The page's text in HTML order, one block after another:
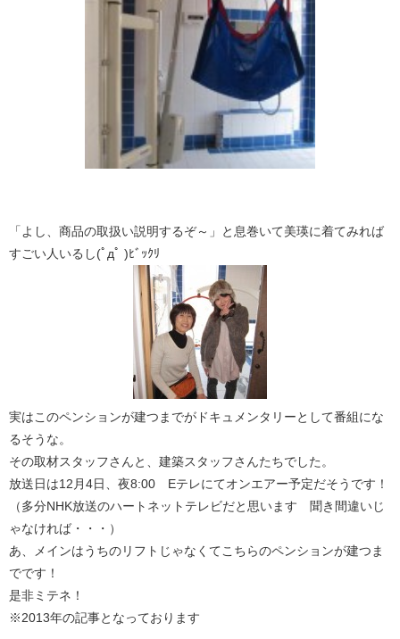
「よし、商品の取扱い説明するぞ～」と息巻いて美瑛に着てみれば
すごい人いるし(ﾟдﾟ )ﾋﾞｯｸﾘ
実はこのペンションが建つまでがドキュメンタリーとして番組にな
るそうな。
その取材スタッフさんと、建築スタッフさんたちでした。
放送日は12月4日、夜8:00 Eテレにてオンエアー予定だそうです！
（多分NHK放送のハートネットテレビだと思います 聞き間違いじ
ゃなければ・・・）
あ、メインはうちのリフトじゃなくてこちらのペンションが建つま
でです！
是非ミテネ！
※2013年の記事となっております